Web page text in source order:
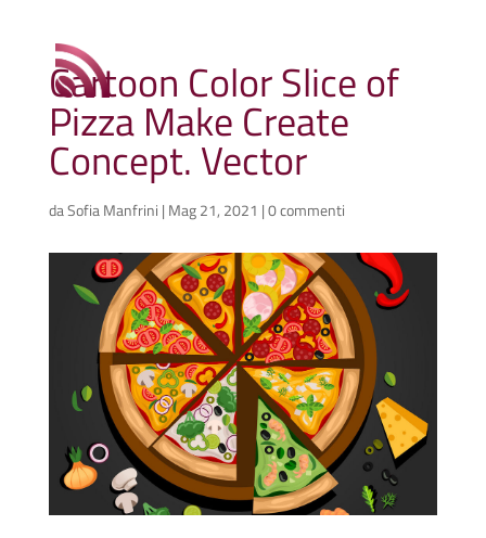
Cartoon Color Slice of
Pizza Make Create
Concept. Vector
daSofia Manfrini | Mag 21, 2021 |0 commenti